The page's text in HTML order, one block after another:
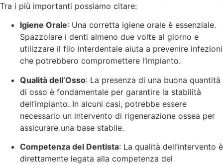
Tra i più importanti possiamo citare:
Igiene Orale: Una corretta igiene orale è essenziale.
Spazzolare i denti almeno due volte al giorno e
utilizzare il filo interdentale aiuta a prevenire infezioni
che potrebbero compromettere l’impianto.
Qualità dell’Osso: La presenza di una buona quantità
di osso è fondamentale per garantire la stabilità
dell’impianto. In alcuni casi, potrebbe essere
necessario un intervento di rigenerazione ossea per
assicurare una base stabile.
Competenza del Dentista: La qualità dell’intervento è
direttamente legata alla competenza del